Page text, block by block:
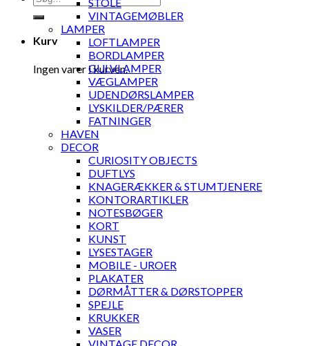
efter:
Kurv
Ingen varer i kurven.
VINTAGEMØBLER
LAMPER
LOFTLAMPER
BORDLAMPER
GULVLAMPER
VÆGLAMPER
UDENDØRSLAMPER
LYSKILDER/PÆRER
FATNINGER
HAVEN
DECOR
CURIOSITY OBJECTS
DUFTLYS
KNAGERÆKKER & STUMTJENERE
KONTORARTIKLER
NOTESBØGER
KORT
KUNST
LYSESTAGER
MOBILE - UROER
PLAKATER
DØRMÅTTER & DØRSTOPPER
SPEJLE
KRUKKER
VASER